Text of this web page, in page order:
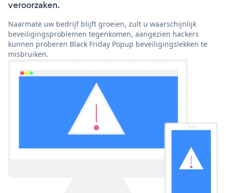
veroorzaken.
Naarmate uw bedrijf blijft groeien, zult u waarschijnlijk
beveiligingsproblemen tegenkomen, aangezien hackers
kunnen proberen Black Friday Popup beveiligingslekken te
misbruiken.